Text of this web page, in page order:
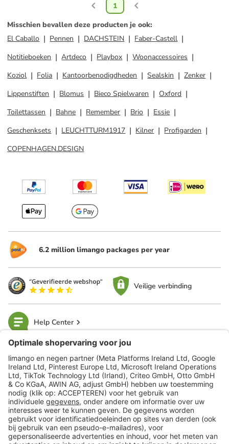
1
Misschien bevallen deze producten je ook:
El Caballo
Pennen DACHSTEIN
Faber-Castell
Notitieboeken
Artdeco Playbox
Woonaccessoires
Koziol
Folia Kantoorbenodigdheden Sealskin
Zenker
Lippenstiften
Blomus Bieco Spielwaren
Oxford
Toilettassen
Bahne Remember Brio
Essie
Geschenksets
LEUCHTTURM1917 Kilner
Profigarden
COPENHAGEN.DESIGN
6.2 million limango packages per year
Veilige verbinding
Help Center
limango
Veilig winkelen
Klantenservice
Shop